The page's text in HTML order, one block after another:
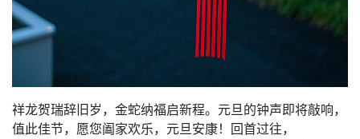
祥龙贺瑞辞旧岁，金蛇纳福启新程。元旦的钟声即将敲响，
值此佳节，愿您阖家欢乐，元旦安康！回首过往，